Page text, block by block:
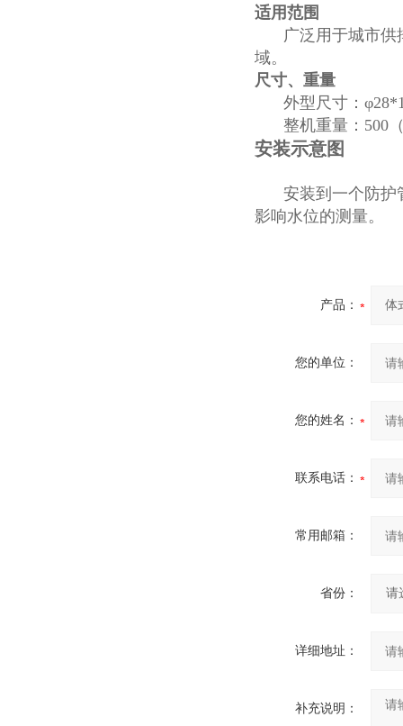
适用范围
广泛用于城市
域。
尺寸、重量
外型尺寸：
整机重量：500
安装示意图
安装到一个防护
影响水位的测量。
产品：
您的单位：
您的姓名：
联系电话：
常用邮箱：
省份：
详细地址：
补充说明：